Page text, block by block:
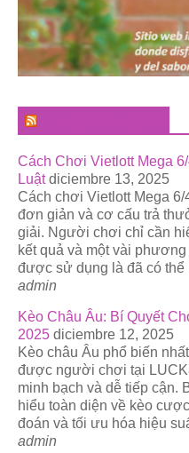
Cách Chơi Vietlott Mega
Luật diciembre 13, 2025
Cách chơi Vietlott Mega
đơn giản và cơ cấu trả
giải. Người chơi chỉ cần
kết quả và một vài
được sử dụng là đã có
admin
Kèo Châu Âu: Bí Quyết
2025 diciembre 12, 2025
Kèo châu Âu phổ biến
được người chơi tại
minh bạch và dễ tiếp cận.
hiểu toàn diện về kèo
đoán và tối ưu hóa hiệu
admin